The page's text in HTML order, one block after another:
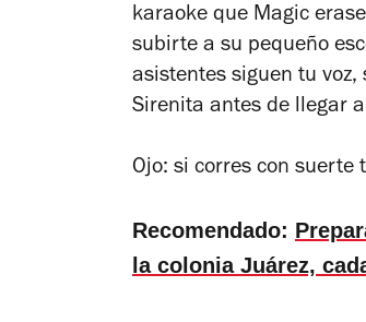
karaoke que Magic
subirte a su pequeño
asistentes siguen tu
Sirenita antes de llegar
Ojo: si corres con suerte
Recomendado:
la colonia Juárez,